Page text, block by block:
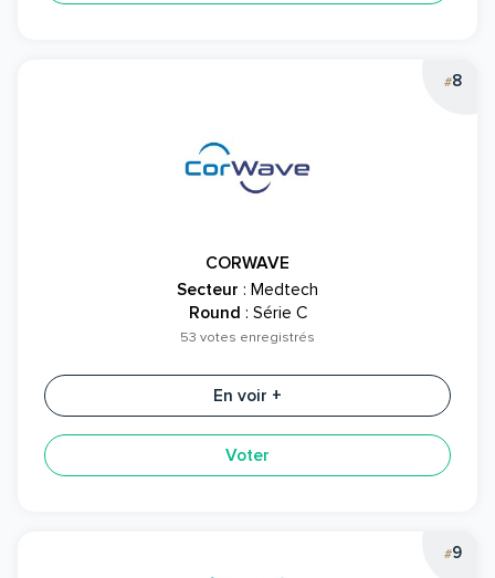
#8
CORWAVE
Secteur : Medtech
Round : Série C
53 votes enregistrés
En voir +
Voter
#9